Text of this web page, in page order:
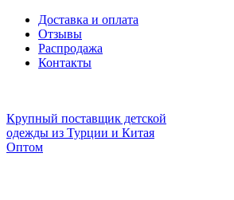
Доставка и оплата
Отзывы
Распродажа
Контакты
Крупный поставщик детской
одежды из Турции и Китая
Оптом